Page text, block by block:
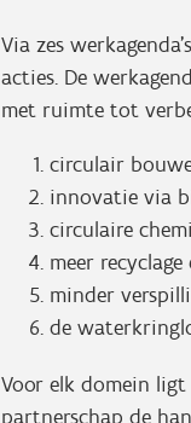
Via zes
acties. De
met ruimte tot
circulair
innovatie via
circulaire
meer
minder
de
Voor elk domein
partnerschap de